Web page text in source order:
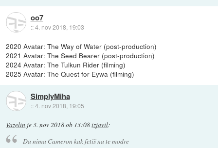
oo7
::4. nov 2018, 19:03
2020 Avatar: The Way of Water (post-production)
2021 Avatar: The Seed Bearer (post-production)
2024 Avatar: The Tulkun Rider (filming)
2025 Avatar: The Quest for Eywa (filming)
SimplyMiha
::4. nov 2018, 19:05
Vazelin je3. nov 2018 ob 13:08izjavil:
Da nima Cameron kak fetiš na te modre